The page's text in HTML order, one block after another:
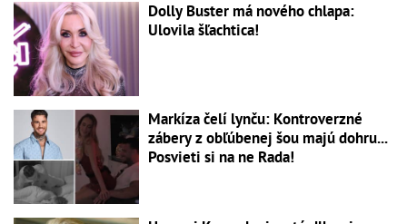
Dolly Buster má nového chlapa:
Ulovila šľachtica!
Markíza čelí lynču: Kontroverzné
zábery z obľúbenej šou majú dohru...
Posvieti si na ne Rada!